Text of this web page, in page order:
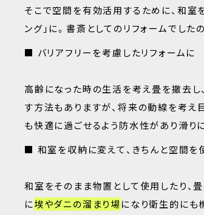
そこで空間を有効活用するために、和室
ング」に。書斎としてのリフォームでし
■ バリアフリーを考慮したリフォームに
高齢になった時の生活を考え畳を撤去し
す方法もありますが、将来の動線を考え
も快適に過ごせるよう防水性があり滑り
■ 和室を収納に変えて、きちんと空間を
和室をそのまま物置として使用したり、
に埃やダニの溜まり場になり衛生的にも